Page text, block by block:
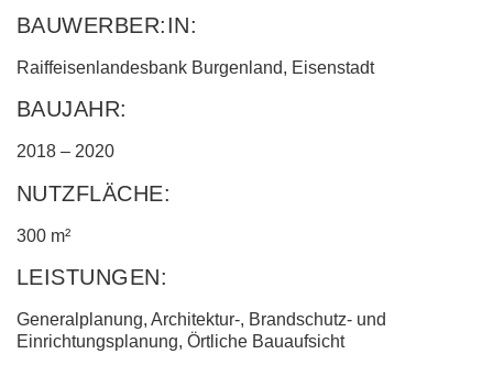
BAUWERBER:IN:
Raiffeisenlandesbank Burgenland, Eisenstadt
BAUJAHR:
2018 – 2020
NUTZFLÄCHE:
300 m²
LEISTUNGEN:
Generalplanung, Architektur-, Brandschutz- und
Einrichtungsplanung, Örtliche Bauaufsicht